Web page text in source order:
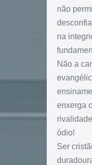
não
na
Não a
enxerga
ódio!
Ser